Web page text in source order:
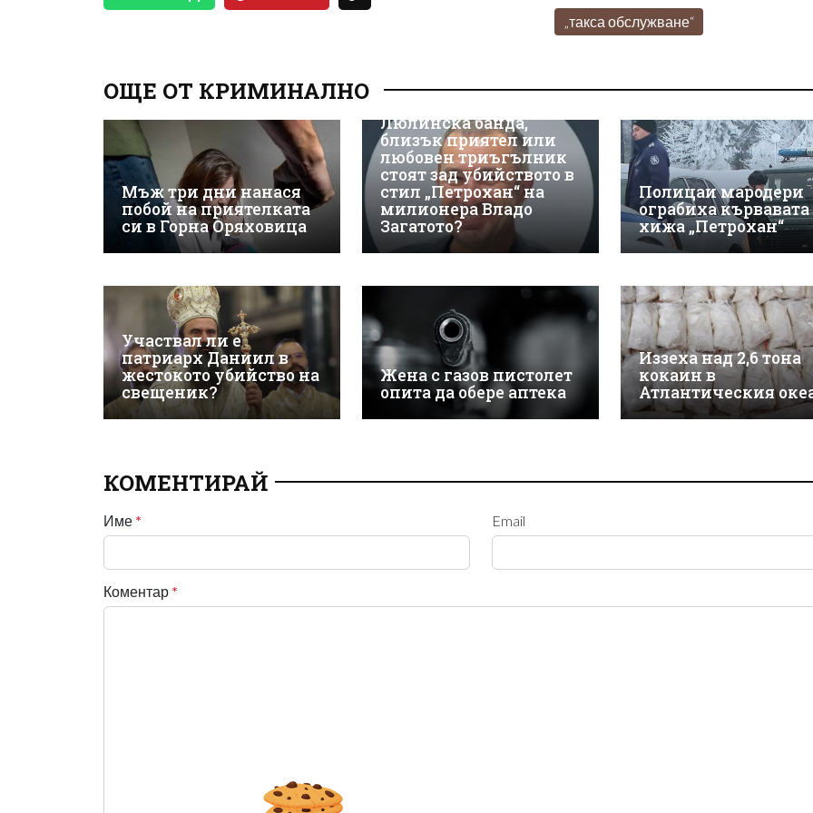
„такса обслужване“
ОЩЕ ОТ КРИМИНАЛНО
Мъж три дни нанася
побой на приятелката
си в Горна Оряховица
Люлинска банда,
близък приятел или
любовен триъгълник
стоят зад убийството в
стил „Петрохан“ на
милионера Владо
Загатото?
Полицаи мародери
ограбиха кървавата
хижа „Петрохан“
Участвал ли е
патриарх Даниил в
жестокото убийство на
свещеник?
Жена с газов пистолет
опита да обере аптека
Иззеха над 2,6 тона
кокаин в
Атлантическия
КОМЕНТИРАЙ
Име * Email
Коментар *